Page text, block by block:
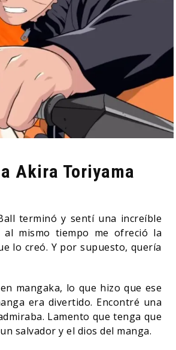
Akira Toriyama
terminó y sentí una increíble
al mismo tiempo me ofreció la
lo creó. Y por supuesto, quería
mangaka, lo que hizo que ese
era divertido. Encontré una
Lamento que tenga que
salvador y el dios del manga.